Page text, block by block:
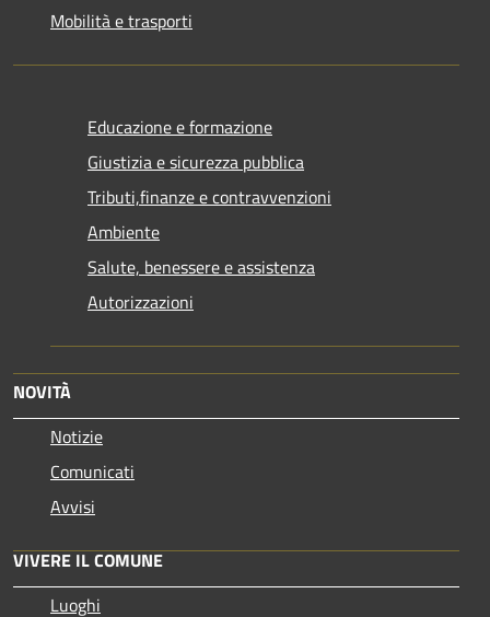
Mobilità e trasporti
Educazione e formazione
Giustizia e sicurezza pubblica
Tributi,finanze e contravvenzioni
Ambiente
Salute, benessere e assistenza
Autorizzazioni
NOVITÀ
Notizie
Comunicati
Avvisi
VIVERE IL COMUNE
Luoghi